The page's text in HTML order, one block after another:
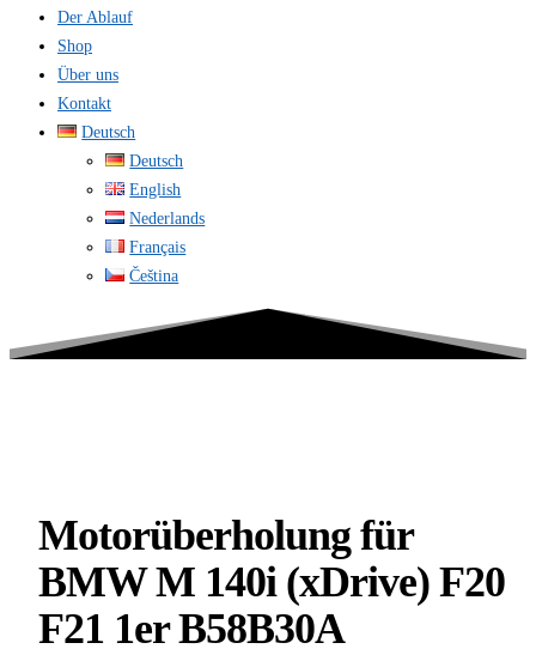
Der Ablauf
Shop
Über uns
Kontakt
Deutsch
Deutsch
English
Nederlands
Français
Čeština
Motorüberholung für
BMW M 140i (xDrive) F20
F21 1er B58B30A